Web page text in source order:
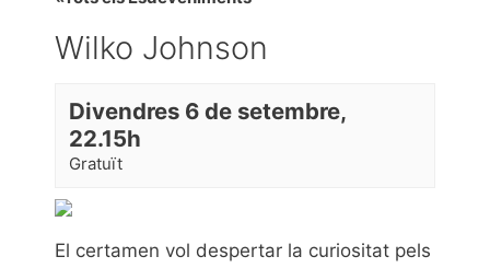
Wilko Johnson
Divendres 6 de setembre,
22.15h
Gratuït
El certamen vol despertar la curiositat pels